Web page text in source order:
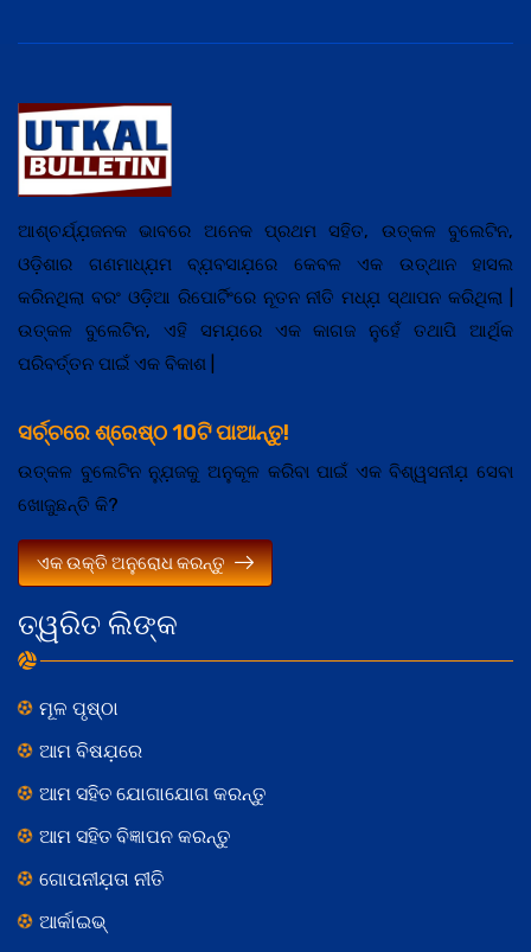
ତ୍ୱରିତ ଲିଙ୍କ
ମୂଳ ପୃଷ୍ଠା
ଆମ ବିଷଯ଼ରେ
ଆମ ସହିତ ଯୋଗାଯୋଗ କରନ୍ତୁ
ଆମ ସହିତ ବିଜ୍ଞାପନ କରନ୍ତୁ
ଗୋପନୀଯ଼ତା ନୀତି
ଆର୍କାଇଭ୍
ଆଶ୍ଚର୍ଯ୍ଯ଼ଜନକ ଭାବରେ ଅନେକ ପ୍ରଥମ ସହିତ, ଉତ୍କଳ ବୁଲେଟିନ,
ଓଡ଼ିଶାର ଗଣମାଧ୍ଯ଼ମ ବ୍ଯ଼ବସାଯ଼ରେ କେବଳ ଏକ ଉତ୍ଥାନ ହାସଲ
କରିନଥିଲା ବରଂ ଓଡ଼ିଆ ରିପୋର୍ଟିଂରେ ନୂତନ ନୀତି ମଧ୍ଯ଼ ସ୍ଥାପନ କରିଥିଲା |
ଉତ୍କଳ ବୁଲେଟିନ, ଏହି ସମଯ଼ରେ ଏକ କାଗଜ ନୁହେଁ ତଥାପି ଆର୍ଥିକ
ପରିବର୍ତ୍ତନ ପାଇଁ ଏକ ବିକାଶ |
ସର୍ଚ୍ଚରେ ଶ୍ରେଷ୍ଠ 10ଟି ପାଆନ୍ତୁ!
ଉତ୍କଳ ବୁଲେଟିନ ନ୍ଯ଼ୁଜକୁ ଅନୁକୂଳ କରିବା ପାଇଁ ଏକ ବିଶ୍ୱସନୀଯ଼ ସେବା
ଖୋଜୁଛନ୍ତି କି?
ଏକ ଉକ୍ତି ଅନୁରୋଧ କରନ୍ତୁ